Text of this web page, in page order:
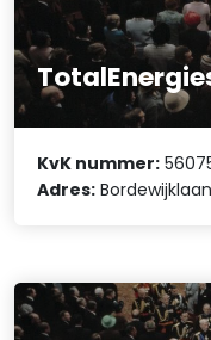
KvK nummer:
Adres: